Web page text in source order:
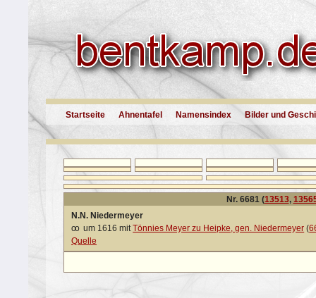
Startseite Ahnentafel Namensindex Bilder und
Nr. 6681 (13513,
N.N. Niedermeyer
oo um 1616 mitTönnies Meyer zu Heipke, gen. Niedermeyer (
Quelle